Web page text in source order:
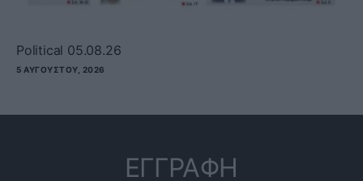
Political 05.08.26
5 ΑΥΓΟΎΣΤΟΥ, 2026
ΕΓΓΡΑΦΗ